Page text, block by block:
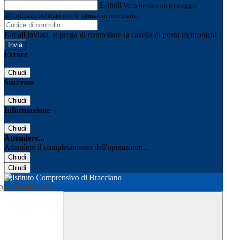
E-mail Verrà inviato un messaggio
all'indirizzo indicato con le istruzioni necessarie.
E-mail inviata, si prega di controllare la casella di posta elettronica!
Errore
Chiudi
Successo
Chiudi
Informazione
Chiudi
Attendere...
Attendere il completamento dell'operazione...
Chiudi
Chiudi